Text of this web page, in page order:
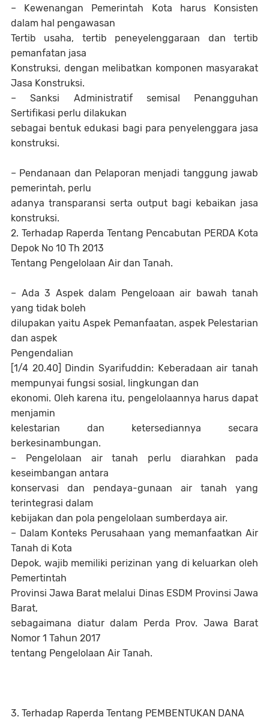
– Kewenangan Pemerintah Kota harus Konsisten
dalam hal pengawasan
Tertib usaha, tertib peneyelenggaraan dan tertib
pemanfatan jasa
Konstruksi, dengan melibatkan komponen masyarakat
Jasa Konstruksi.
– Sanksi Administratif semisal Penangguhan
Sertifikasi perlu dilakukan
sebagai bentuk edukasi bagi para penyelenggara jasa
konstruksi.
– Pendanaan dan Pelaporan menjadi tanggung jawab
pemerintah, perlu
adanya transparansi serta output bagi kebaikan jasa
konstruksi.
2. Terhadap Raperda Tentang Pencabutan PERDA Kota
Depok No 10 Th 2013
Tentang Pengelolaan Air dan Tanah.
– Ada 3 Aspek dalam Pengeloaan air bawah tanah
yang tidak boleh
dilupakan yaitu Aspek Pemanfaatan, aspek Pelestarian
dan aspek
Pengendalian
[1/4 20.40] Dindin Syarifuddin: Keberadaan air tanah
mempunyai fungsi sosial, lingkungan dan
ekonomi. Oleh karena itu, pengelolaannya harus dapat
menjamin
kelestarian dan ketersediannya secara
berkesinambungan.
– Pengelolaan air tanah perlu diarahkan pada
keseimbangan antara
konservasi dan pendaya-gunaan air tanah yang
terintegrasi dalam
kebijakan dan pola pengelolaan sumberdaya air.
– Dalam Konteks Perusahaan yang memanfaatkan Air
Tanah di Kota
Depok, wajib memiliki perizinan yang di keluarkan oleh
Pemertintah
Provinsi Jawa Barat melalui Dinas ESDM Provinsi Jawa
Barat,
sebagaimana diatur dalam Perda Prov. Jawa Barat
Nomor 1 Tahun 2017
tentang Pengelolaan Air Tanah.
3. Terhadap Raperda Tentang PEMBENTUKAN DANA